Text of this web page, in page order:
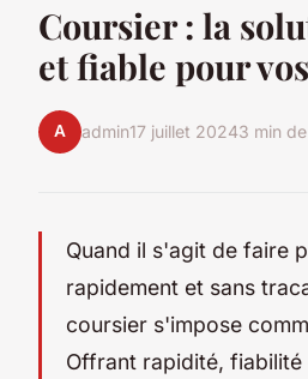
Coursier : la
et fiable pour
A admin17 juillet 20243 min
Quand il s'agit de faire
rapidement et sans
coursier s'impose
Offrant rapidité, fiabilité